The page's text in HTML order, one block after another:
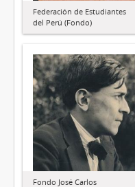
Federación de Estudiantes
del Perú (Fondo)
Fondo José Carlos